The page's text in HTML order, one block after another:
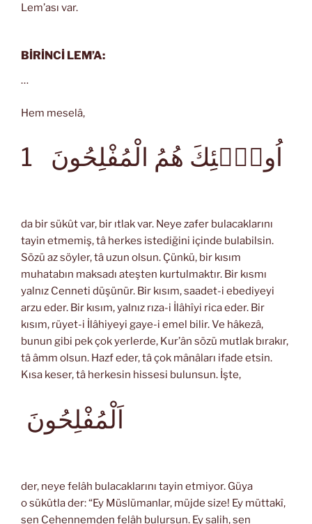
Lem’ası var.
BİRİNCİ LEM’A:
…
Hem meselâ,
اُولٰۤئِكَ هُمُ الْمُفْلِحُونَ
da bir sükût var, bir ıtlak var. Neye zafer bulacaklarını
tayin etmemiş, tâ herkes istediğini içinde bulabilsin.
Sözü az söyler, tâ uzun olsun. Çünkü, bir kısım
muhatabın maksadı ateşten kurtulmaktır. Bir kısmı
yalnız Cenneti düşünür. Bir kısım, saadet-i ebediyeyi
arzu eder. Bir kısım, yalnız rıza-i İlâhîyi rica eder. Bir
kısım, rüyet-i İlâhiyeyi gaye-i emel bilir. Ve hâkezâ,
bunun gibi pek çok yerlerde, Kur’ân sözü mutlak bırakır,
tâ âmm olsun. Hazf eder, tâ çok mânâları ifade etsin.
Kısa keser, tâ herkesin hissesi bulunsun. İşte,
der, neye felâh bulacaklarını tayin etmiyor. Güya
o sükûtla der: “Ey Müslümanlar, müjde size! Ey müttakî,
sen Cehennemden felâh bulursun. Ey salih, sen